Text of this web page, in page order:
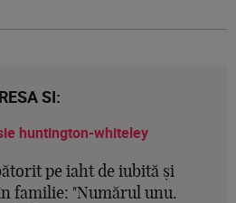
SI:
pe iaht de iubită și
familie: "Numărul unu.